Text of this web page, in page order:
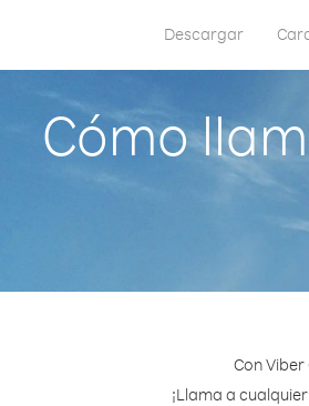
Descargar
Cómo
Con
¡Llama a